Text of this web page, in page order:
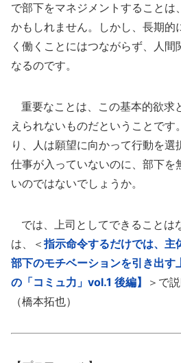
で部下をマネジメントすることは
かもしれません。しかし、長期的
く働くことにはつながらず、人
なるのです。
重要なことは、この基本的欲求
えられないものだということです
り、人は願望に向かって行動を
仕事が入っていないのに、部下を
いのではないでしょうか。
では、上司としてできることは
は、＜ 指示命令するだけでは、
部下のモチベーションを引き出す
の「コミュ力」vol.1 後編】
＞で
（橋本拓也）